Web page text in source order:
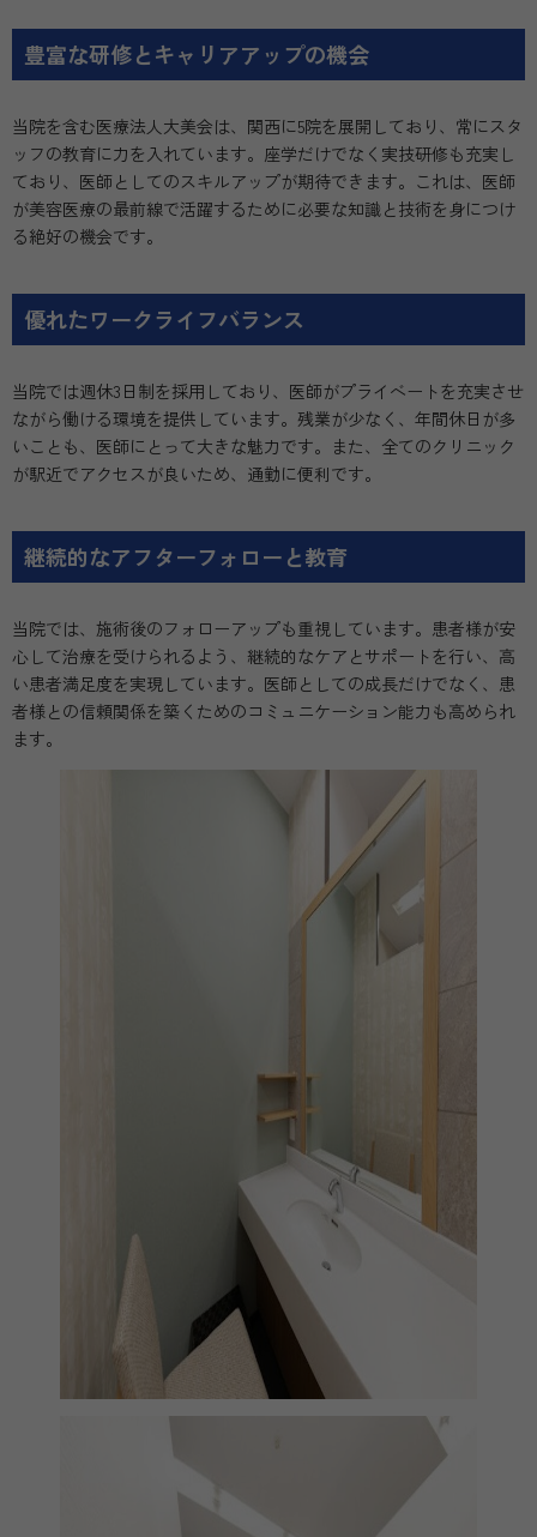
豊富な研修とキャリアアップの機会
当院を含む医療法人大美会は、関西に5院を展開しており、常にスタ
ッフの教育に力を入れています。座学だけでなく実技研修も充実し
ており、医師としてのスキルアップが期待できます。これは、医師
が美容医療の最前線で活躍するために必要な知識と技術を身につけ
る絶好の機会です。
優れたワークライフバランス
当院では週休3日制を採用しており、医師がプライベートを充実させ
ながら働ける環境を提供しています。残業が少なく、年間休日が多
いことも、医師にとって大きな魅力です。また、全てのクリニック
が駅近でアクセスが良いため、通勤に便利です。
継続的なアフターフォローと教育
当院では、施術後のフォローアップも重視しています。患者様が安
心して治療を受けられるよう、継続的なケアとサポートを行い、高
い患者満足度を実現しています。医師としての成長だけでなく、患
者様との信頼関係を築くためのコミュニケーション能力も高められ
ます。